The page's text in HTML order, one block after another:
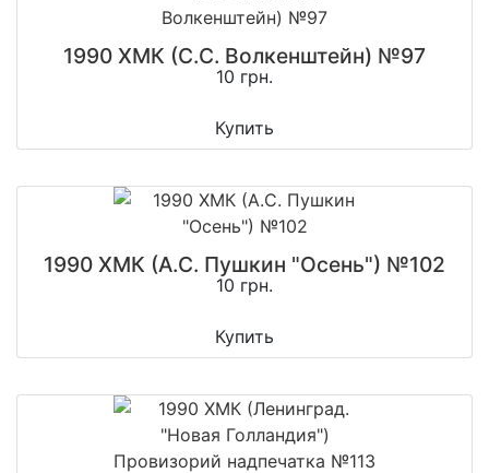
1990 ХМК (С.С. Волкенштейн) №97
10 грн.
Купить
1990 ХМК (А.С. Пушкин "Осень") №102
10 грн.
Купить